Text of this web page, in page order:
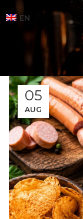
EN
05
AUG